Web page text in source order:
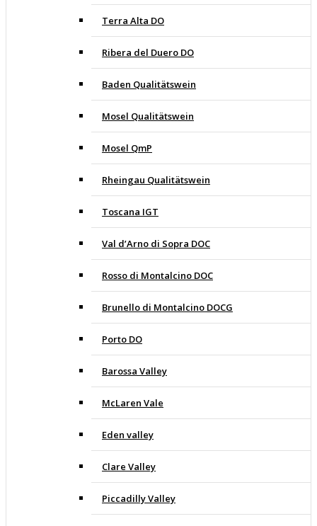
Terra Alta DO
Ribera del Duero DO
Baden Qualitätswein
Mosel Qualitätswein
Mosel QmP
Rheingau Qualitätswein
Toscana IGT
Val d’Arno di Sopra DOC
Rosso di Montalcino DOC
Brunello di Montalcino DOCG
Porto DO
Barossa Valley
McLaren Vale
Eden valley
Clare Valley
Piccadilly Valley